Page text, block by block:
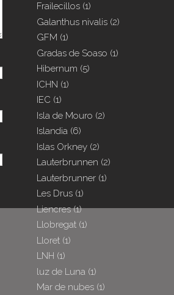
Frailecillos (1)
Galanthus nivalis (2)
GFM (1)
Gradas de Soaso (1)
Hibernum (5)
ICHN (1)
IEC (1)
Isla de Mouro (2)
Islandia (6)
Islas Orkney (2)
Lauterbrunnen (2)
Lauterbrunner (1)
Les Drus (1)
Liencres(1)
Llobregat (1)
Lloret (1)
LNH (1)
luz de Luna (1)
Mar de nubes (1)